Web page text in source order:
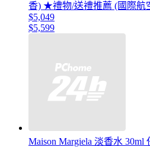
香) ★禮物/送禮推薦 (國際航
$5,049
$5,599
Maison Margiela 淡香水